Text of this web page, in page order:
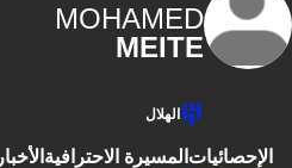
MOHAMED
MEITE
الهلال
الإحصائيات المسيرة الاحترافية الأخبار